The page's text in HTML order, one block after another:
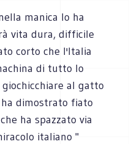
manica lo ha
vita dura, difficile
corto che l'Italia
di tutto lo
al gatto
dimostrato fiato
ha spazzato via
italiano "